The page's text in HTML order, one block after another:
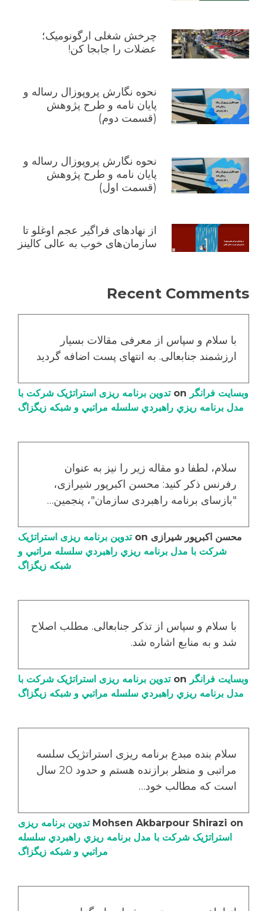
چرخش شغلی ارگونومیک؛
عضلات را جابجا کن!
نحوه نگارش پروپوزال رساله و
پایان نامه و طرح پژوهش
(قسمت دوم)
نحوه نگارش پروپوزال رساله و
پایان نامه و طرح پژوهش
(قسمت اول)
از نهادهای فراگیر عجم اوغلو تا
سازمان‌های خوب به عالی کالینز
Recent Comments
با سلام و سپاس از معرفی مقالات بسیار
ارزشمند جنابعالی. به انتهای پست اضافه گردید
وبسایت فرانگر
تدوین برنامه ریزی استراتژیک شرکت با
مدل برنامه ریزي راهبردي سلسله مراتبي و شبکه زیگزاگ
سلام، لطفا دو مقاله زیر را نیز به عنوان
رفرنس ذکر کنید: محسن اکبرپور شیرازی،
"بازسای برنامه راهبردی سازمان"، پنجمین…
محسن اکبرپور شیرازی
تدوین برنامه ریزی استراتژیک
شرکت با مدل برنامه ریزي راهبردي سلسله مراتبي و
شبکه زیگزاگ
با سلام و سپاس از تذکر جنابعالی. مطلب اصلاح
شد و به منابع اشاره شد.
وبسایت فرانگر
تدوین برنامه ریزی استراتژیک شرکت با
مدل برنامه ریزي راهبردي سلسله مراتبي و شبکه زیگزاگ
سلام بنده مبدع برنامه ریزی استراتژیک سلسه
مراتبی و منظر برازنده هستم و حدود 20 سال
است که مطالب خود…
Mohsen Akbarpour Shirazi on
تدوین برنامه ریزی
استراتژیک شرکت با مدل برنامه ریزي راهبردي سلسله
مراتبي و شبکه زیگزاگ